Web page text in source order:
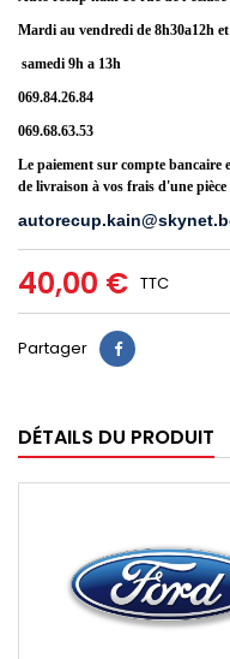
Mardi au vendredi de 8h30a12h
samedi 9h a 13h
069.84.26.84
069.68.63.53
Le paiement sur compte bancaire
de livraison à vos frais d'une pièce
40,00 € TTC
Partager
DÉTAILS DU PRODUIT